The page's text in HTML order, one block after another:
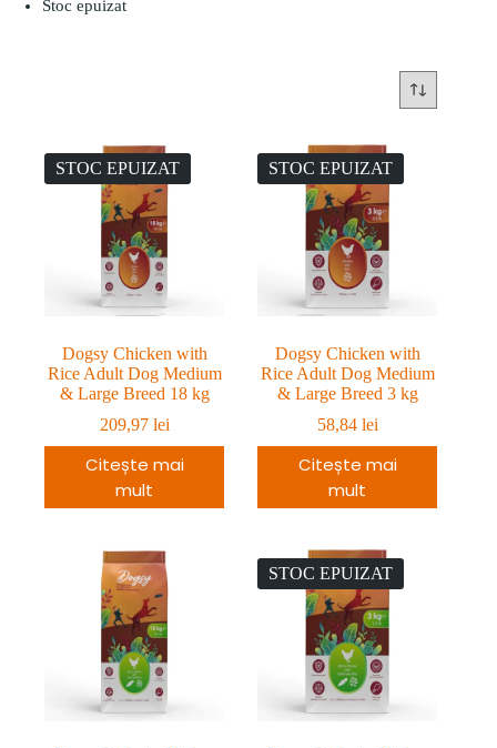
STOC EPUIZAT
Dogsy Chicken with
Rice Adult Dog Medium
& Large Breed 18 kg
209,97 lei
Citește mai
mult
STOC EPUIZAT
Dogsy Chicken with
Rice Adult Dog Medium
& Large Breed 3 kg
58,84 lei
Citește mai
mult
STOC EPUIZAT
Stoc epuizat